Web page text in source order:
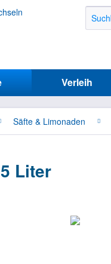
Verleih
Säfte & Limonaden
Liter